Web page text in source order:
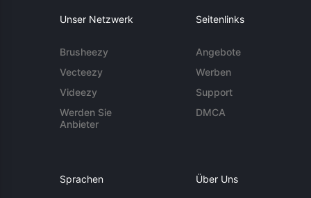
Unser Netzwerk
Brusheezy
Vecteezy
Videezy
Werden Sie
Anbieter
Seitenlinks
Angebote
Werben
Support
DMCA
Sprachen Über Uns